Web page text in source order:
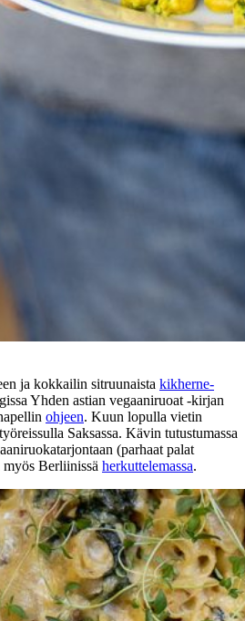
ja kokkailin sitruunaista kikherne-
Yhden astian vegaaniruoat -kirjan
ohjeen. Kuun lopulla vietin
Saksassa. Kävin tutustumassa
(parhaat palat
Berliinissä herkuttelemassa.